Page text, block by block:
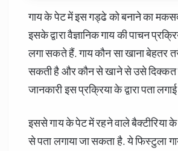
गाय के पेट में इस गड्ढे को बनाने का
इसके द्वारा वैज्ञानिक गाय की पाचन
लगा सकते हैं. गाय कौन सा खाना बेहतर
सकती है और कौन से खाने से उसे दिक्कत
जानकारी इस प्रक्रिया के द्वारा पता
इससे गाय के पेट में रहने वाले बैक्टीरिया के
से पता लगाया जा सकता है. ये फिस्टुला